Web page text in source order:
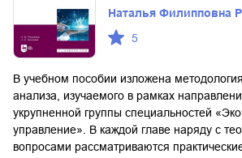
Наталья Филипповна
5
В учебном пособии изложена
анализа, изучаемого в рамках
укрупненной группы специальностей
управление». В каждой главе наряду с
вопросами рассматриваются